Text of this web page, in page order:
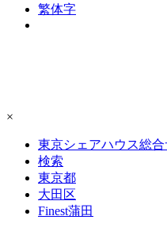
繁体字
×
東京シェアハウス総
検索
東京都
大田区
Finest蒲田